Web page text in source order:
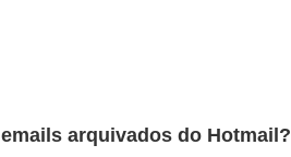
arquivados do Hotmail?